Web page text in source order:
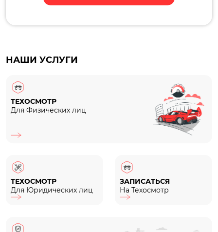
НАШИ УСЛУГИ
ТЕХОСМОТР
Для Физических лиц
ТЕХОСМОТР
Для Юридических лиц
ЗАПИСАТЬСЯ
На Техосмотр